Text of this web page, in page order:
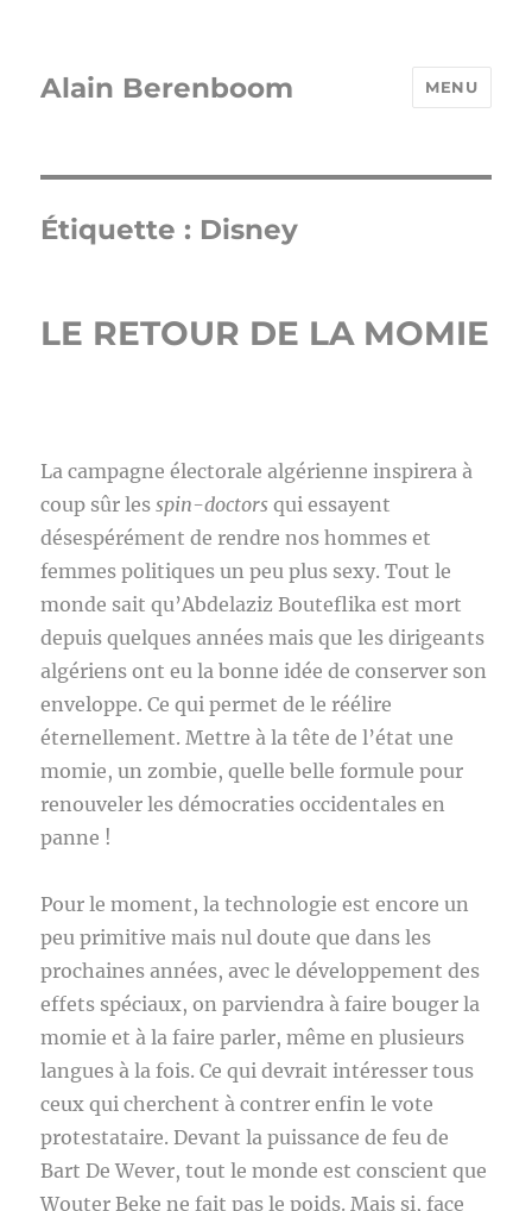
Alain Berenboom MENU
Étiquette : Disney
LE RETOUR DE LA MOMIE
La campagne électorale algérienne inspirera à
coup sûr lesspin-doctors qui essayent
désespérément de rendre nos hommes et
femmes politiques un peu plus sexy. Tout le
monde sait qu’Abdelaziz Bouteflika est mort
depuis quelques années mais que les dirigeants
algériens ont eu la bonne idée de conserver son
enveloppe. Ce qui permet de le réélire
éternellement. Mettre à la tête de l’état une
momie, un zombie, quelle belle formule pour
renouveler les démocraties occidentales en
panne !
Pour le moment, la technologie est encore un
peu primitive mais nul doute que dans les
prochaines années, avec le développement des
effets spéciaux, on parviendra à faire bouger la
momie et à la faire parler, même en plusieurs
langues à la fois. Ce qui devrait intéresser tous
ceux qui cherchent à contrer enfin le vote
protestataire. Devant la puissance de feu de
Bart De Wever, tout le monde est conscient que
Wouter Beke ne fait pas le poids. Mais si, face